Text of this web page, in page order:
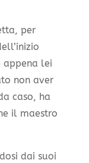
per
appena lei
non aver
caso, ha
il maestro
dai suoi